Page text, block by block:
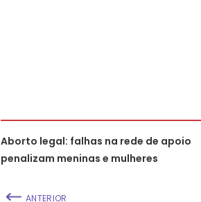
Aborto legal: falhas na rede de apoio
penalizam meninas e mulheres
ANTERIOR